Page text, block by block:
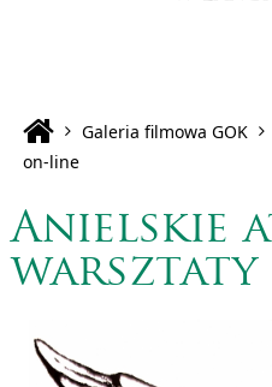
Galeria filmowa GOK
on-line
Anielskie